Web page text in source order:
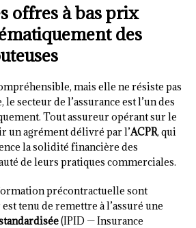
offres à bas prix
des
mais elle ne résiste pas
le secteur de l’assurance est l’un des
Tout assureur opérant sur le
agrément délivré par l’ACPR, qui
la solidité financière des
de leurs pratiques commerciales.
précontractuelle sont
tenu de remettre à l’assuré une
(IPID — Insurance